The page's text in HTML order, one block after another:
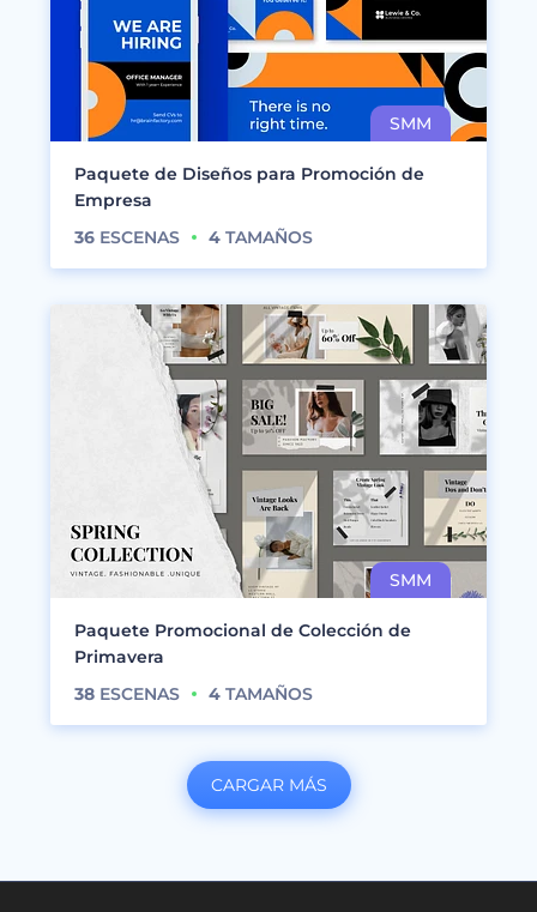
Paquete de Diseños para Promoción de
Empresa
36 ESCENAS 4 TAMAÑOS
Paquete Promocional de Colección de
Primavera
38 ESCENAS 4 TAMAÑOS
CARGAR MÁS